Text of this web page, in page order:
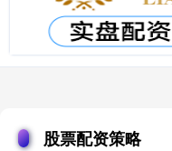
股票配资策略